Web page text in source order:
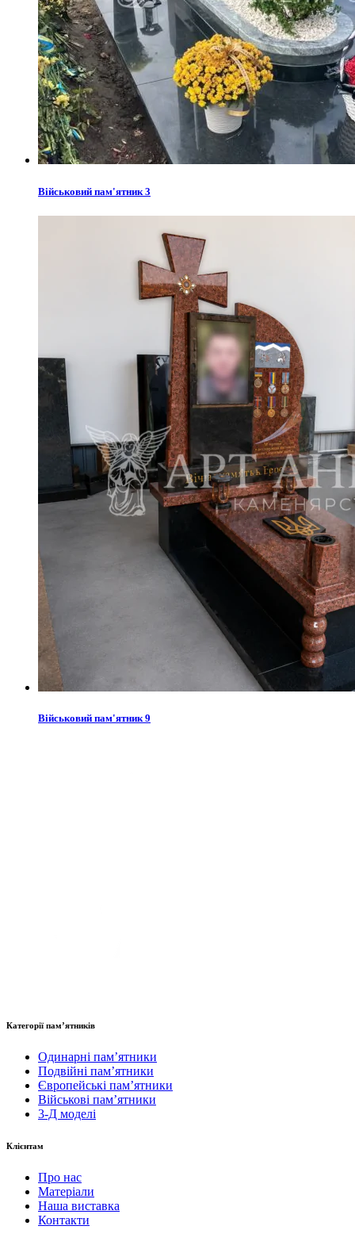
Військовий пам'ятник 3
Військовий пам'ятник 9
Категорії пам’ятників
Одинарні пам’ятники
Подвійні пам’ятники
Європейські пам’ятники
Військові пам’ятники
3-Д моделі
Клієнтам
Про нас
Матеріали
Наша виставка
Контакти